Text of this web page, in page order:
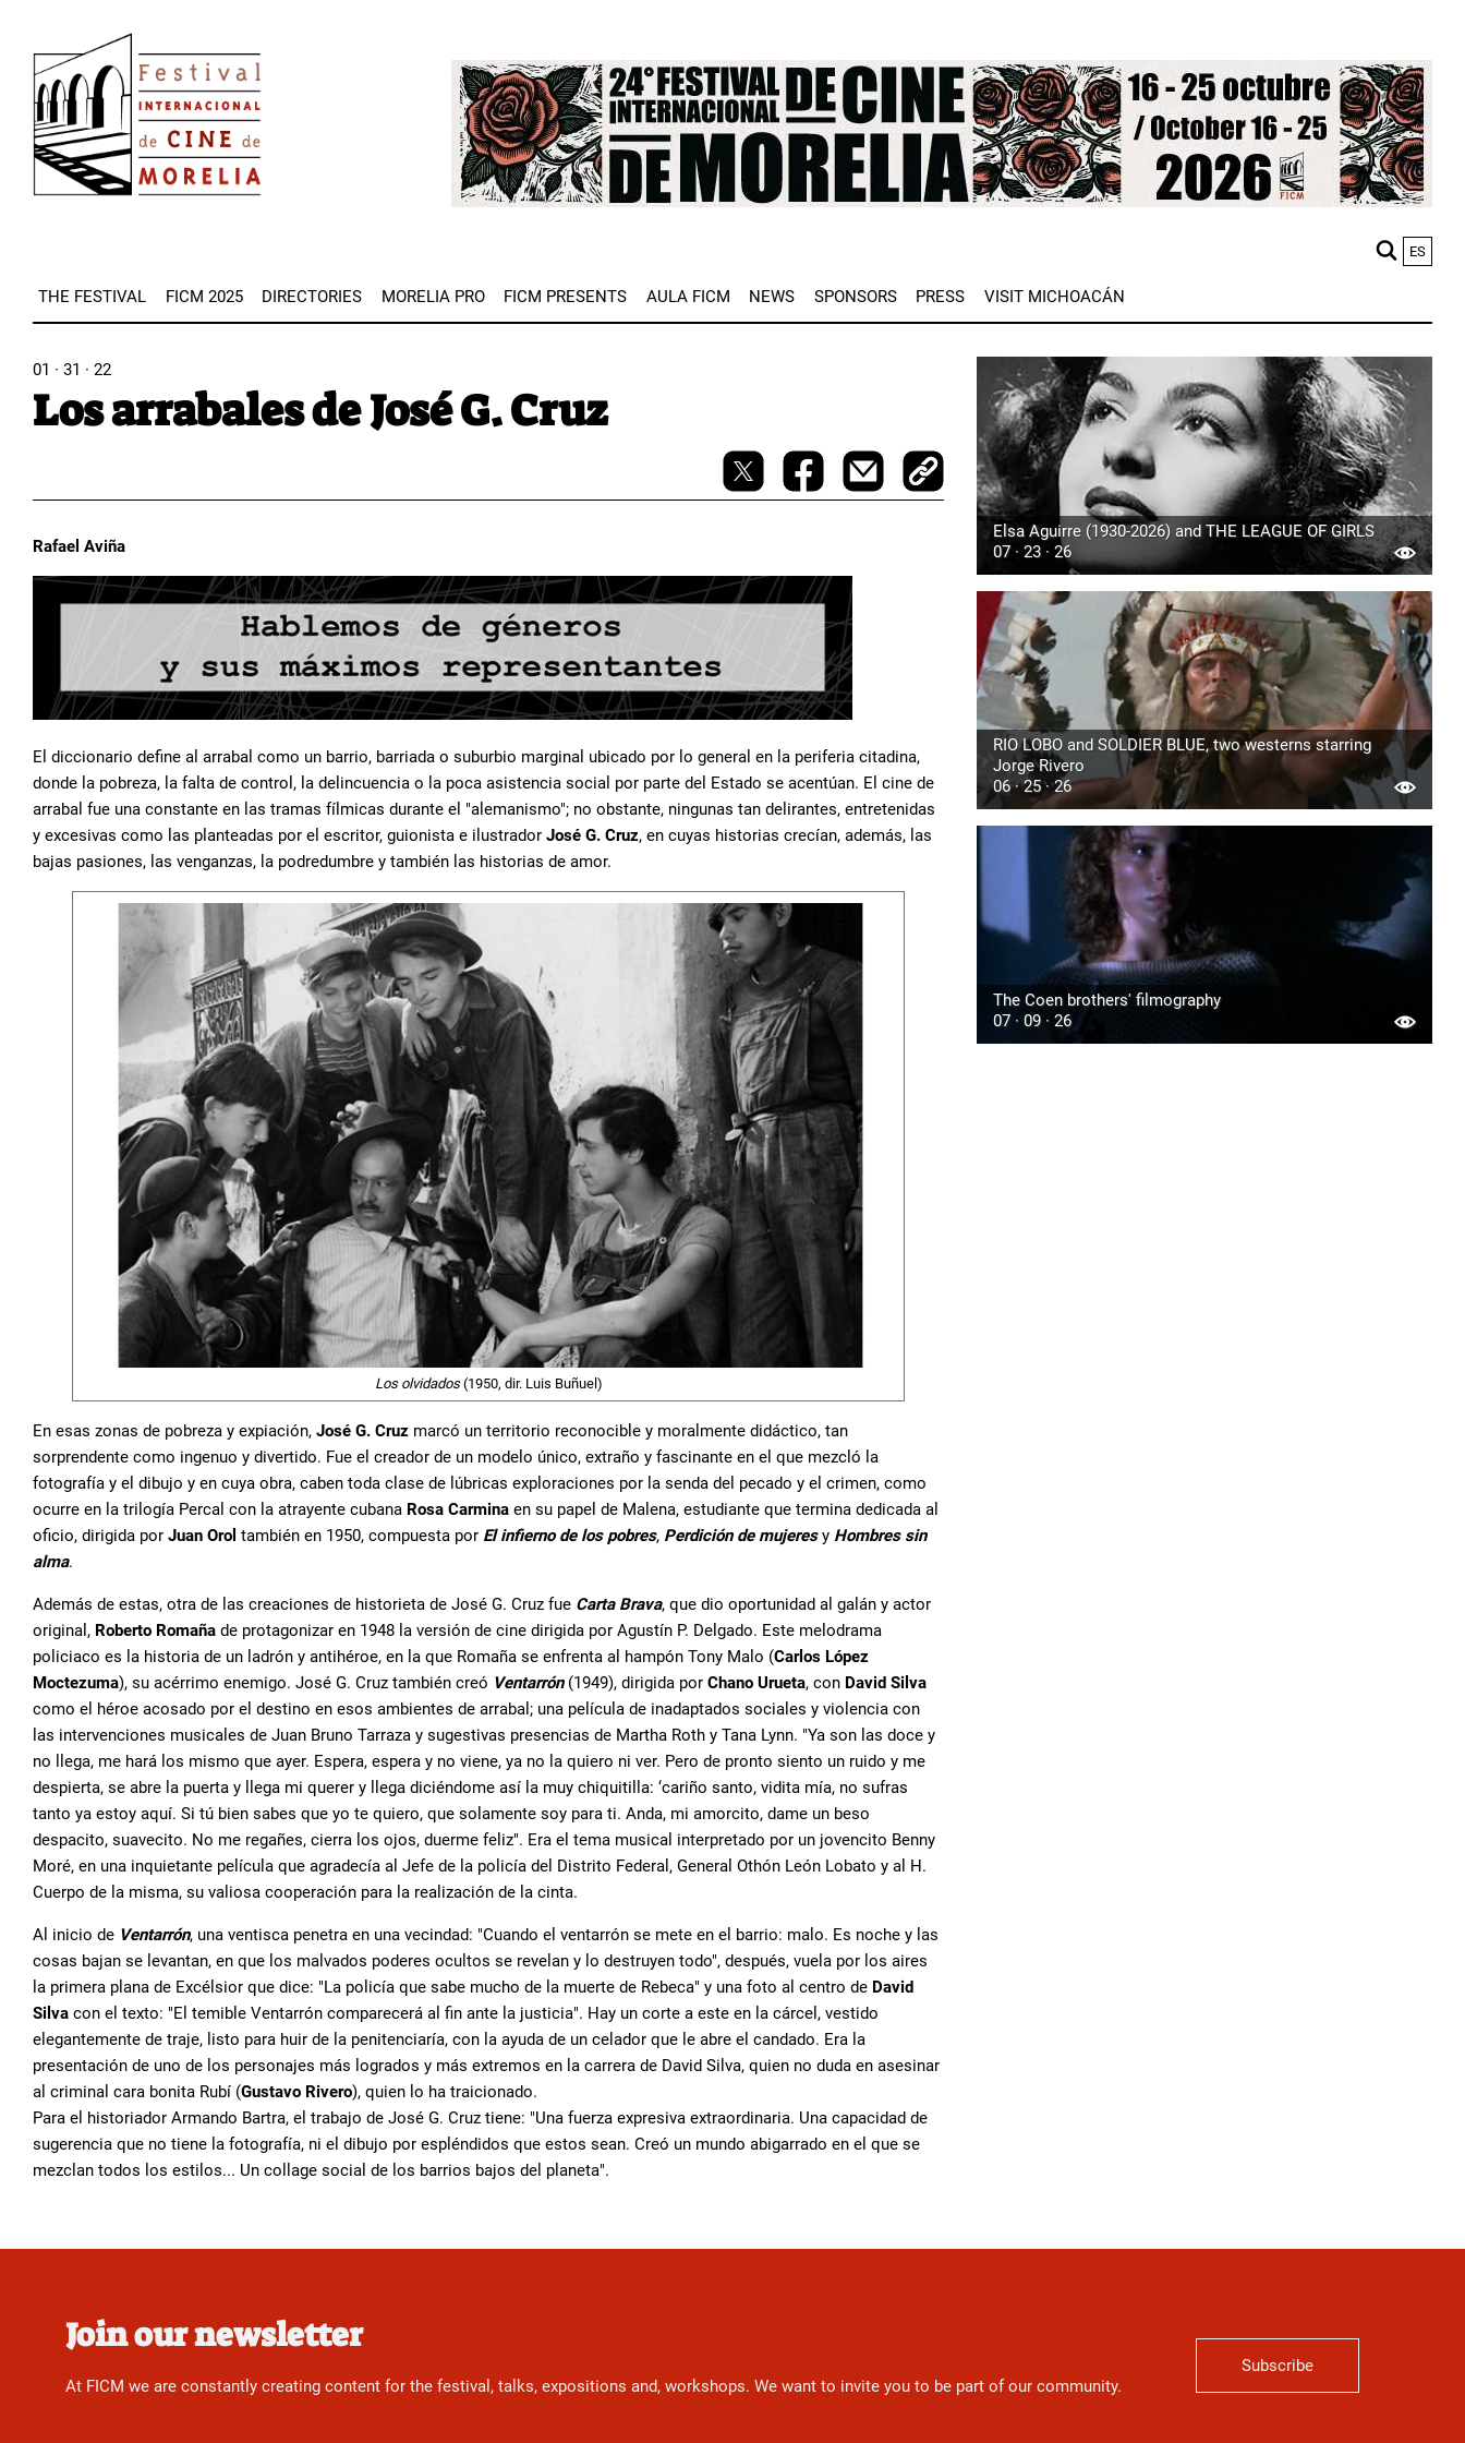
main
content
Image
ES
THE FESTIVAL FICM 2025 DIRECTORIES MORELIA PRO FICM PRESENTS AULA FICM NEWS SPONSORS PRESS VISIT MICHOACÁN
01 · 31 · 22
Los arrabales de José G. Cruz
Rafael Aviña
El diccionario define al arrabal como un barrio, barriada o suburbio marginal ubicado por lo general en la periferia citadina,
donde la pobreza, la falta de control, la delincuencia o la poca asistencia social por parte del Estado se acentúan. El cine de
arrabal fue una constante en las tramas fílmicas durante el "alemanismo"; no obstante, ningunas tan delirantes, entretenidas
y excesivas como las planteadas por el escritor, guionista e ilustrador José G. Cruz, en cuyas historias crecían, además, las
bajas pasiones, las venganzas, la podredumbre y también las historias de amor.
Los olvidados(1950, dir. Luis Buñuel)
En esas zonas de pobreza y expiación, José G. Cruz marcó un territorio reconocible y moralmente didáctico, tan
sorprendente como ingenuo y divertido. Fue el creador de un modelo único, extraño y fascinante en el que mezcló la
fotografía y el dibujo y en cuya obra, caben toda clase de lúbricas exploraciones por la senda del pecado y el crimen, como
ocurre en la trilogía Percal con la atrayente cubana Rosa Carmina en su papel de Malena, estudiante que termina dedicada al
oficio, dirigida por Juan Orol también en 1950, compuesta por El infierno de los pobres, Perdición de mujeresy Hombres sin
alma.
Además de estas, otra de las creaciones de historieta de José G. Cruz fue Carta Brava, que dio oportunidad al galán y actor
original, Roberto Romaña de protagonizar en 1948 la versión de cine dirigida por Agustín P. Delgado. Este melodrama
policiaco es la historia de un ladrón y antihéroe, en la que Romaña se enfrenta al hampón Tony Malo (Carlos López
Moctezuma), su acérrimo enemigo. José G. Cruz también creó Ventarrón(1949), dirigida por Chano Urueta, con David Silva
como el héroe acosado por el destino en esos ambientes de arrabal; una película de inadaptados sociales y violencia con
las intervenciones musicales de Juan Bruno Tarraza y sugestivas presencias de Martha Roth y Tana Lynn. "Ya son las doce y
no llega, me hará los mismo que ayer. Espera, espera y no viene, ya no la quiero ni ver. Pero de pronto siento un ruido y me
despierta, se abre la puerta y llega mi querer y llega diciéndome así la muy chiquitilla: ‘cariño santo, vidita mía, no sufras
tanto ya estoy aquí. Si tú bien sabes que yo te quiero, que solamente soy para ti. Anda, mi amorcito, dame un beso
despacito, suavecito. No me regañes, cierra los ojos, duerme feliz". Era el tema musical interpretado por un jovencito Benny
Moré, en una inquietante película que agradecía al Jefe de la policía del Distrito Federal, General Othón León Lobato y al H.
Cuerpo de la misma, su valiosa cooperación para la realización de la cinta.
Al inicio de Ventarrón, una ventisca penetra en una vecindad: "Cuando el ventarrón se mete en el barrio: malo. Es noche y las
cosas bajan se levantan, en que los malvados poderes ocultos se revelan y lo destruyen todo", después, vuela por los aires
la primera plana de Excélsior que dice: "La policía que sabe mucho de la muerte de Rebeca" y una foto al centro de David
Silva con el texto: "El temible Ventarrón comparecerá al fin ante la justicia". Hay un corte a este en la cárcel, vestido
elegantemente de traje, listo para huir de la penitenciaría, con la ayuda de un celador que le abre el candado. Era la
presentación de uno de los personajes más logrados y más extremos en la carrera de David Silva, quien no duda en asesinar
al criminal cara bonita Rubí (Gustavo Rivero), quien lo ha traicionado.
Para el historiador Armando Bartra, el trabajo de José G. Cruz tiene: "Una fuerza expresiva extraordinaria. Una capacidad de
sugerencia que no tiene la fotografía, ni el dibujo por espléndidos que estos sean. Creó un mundo abigarrado en el que se
mezclan todos los estilos... Un collage social de los barrios bajos del planeta".
Elsa Aguirre (1930-2026) and THE LEAGUE OF GIRLS
07 · 23 · 26
RIO LOBO and SOLDIER BLUE, two westerns starring
Jorge Rivero
06 · 25 · 26
The Coen brothers' filmography
07 · 09 · 26
Join our newsletter
At FICM we are constantly creating content for the festival, talks, expositions and, workshops. We want to invite you to be part of our community.
Subscribe